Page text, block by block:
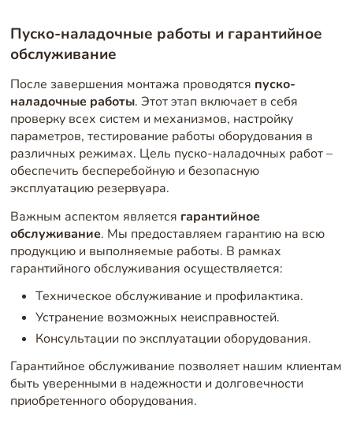
Пуско-наладочные работы и гарантийное
обслуживание
После завершения монтажа проводятся пуско-
наладочные работы. Этот этап включает в себя
проверку всех систем и механизмов, настройку
параметров, тестирование работы оборудования в
различных режимах. Цель пуско-наладочных работ –
обеспечить бесперебойную и безопасную
эксплуатацию резервуара.
Важным аспектом является гарантийное
обслуживание. Мы предоставляем гарантию на всю
продукцию и выполняемые работы. В рамках
гарантийного обслуживания осуществляется:
Техническое обслуживание и профилактика.
Устранение возможных неисправностей.
Консультации по эксплуатации оборудования.
Гарантийное обслуживание позволяет нашим клиентам
быть уверенными в надежности и долговечности
приобретенного оборудования.